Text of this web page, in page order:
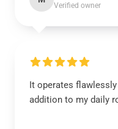
Verified owner
It operates
addition to my daily